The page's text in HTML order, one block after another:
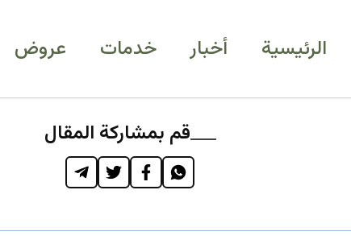
الرئيسية أخبار خدمات عروض
قم بمشاركة المقال